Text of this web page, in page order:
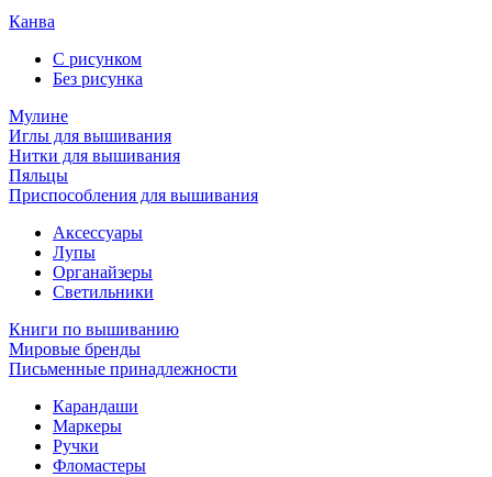
Канва
С рисунком
Без рисунка
Мулине
Иглы для вышивания
Нитки для вышивания
Пяльцы
Приспособления для вышивания
Аксессуары
Лупы
Органайзеры
Светильники
Книги по вышиванию
Мировые бренды
Письменные принадлежности
Карандаши
Маркеры
Ручки
Фломастеры